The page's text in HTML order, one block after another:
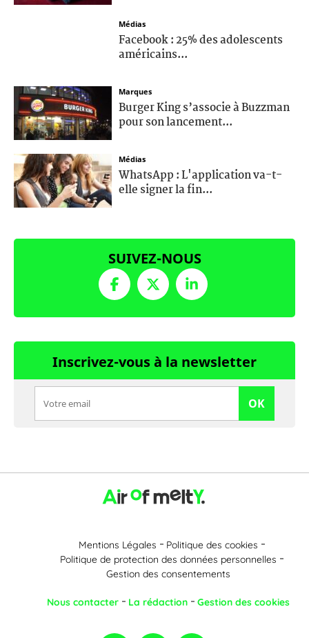
Médias
Facebook : 25% des adolescents
américains...
Marques
Burger King s’associe à Buzzman
pour son lancement...
Médias
WhatsApp : L'application va-t-
elle signer la fin...
SUIVEZ-NOUS
Inscrivez-vous à la newsletter
OK
Mentions Légales
Politique des cookies
Politique de protection des données personnelles
Gestion des consentements
Nous contacter La rédaction Gestion des cookies